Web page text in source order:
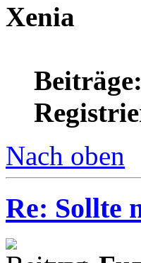
Xenia
Beiträge:
Nach oben
Re: Sollte